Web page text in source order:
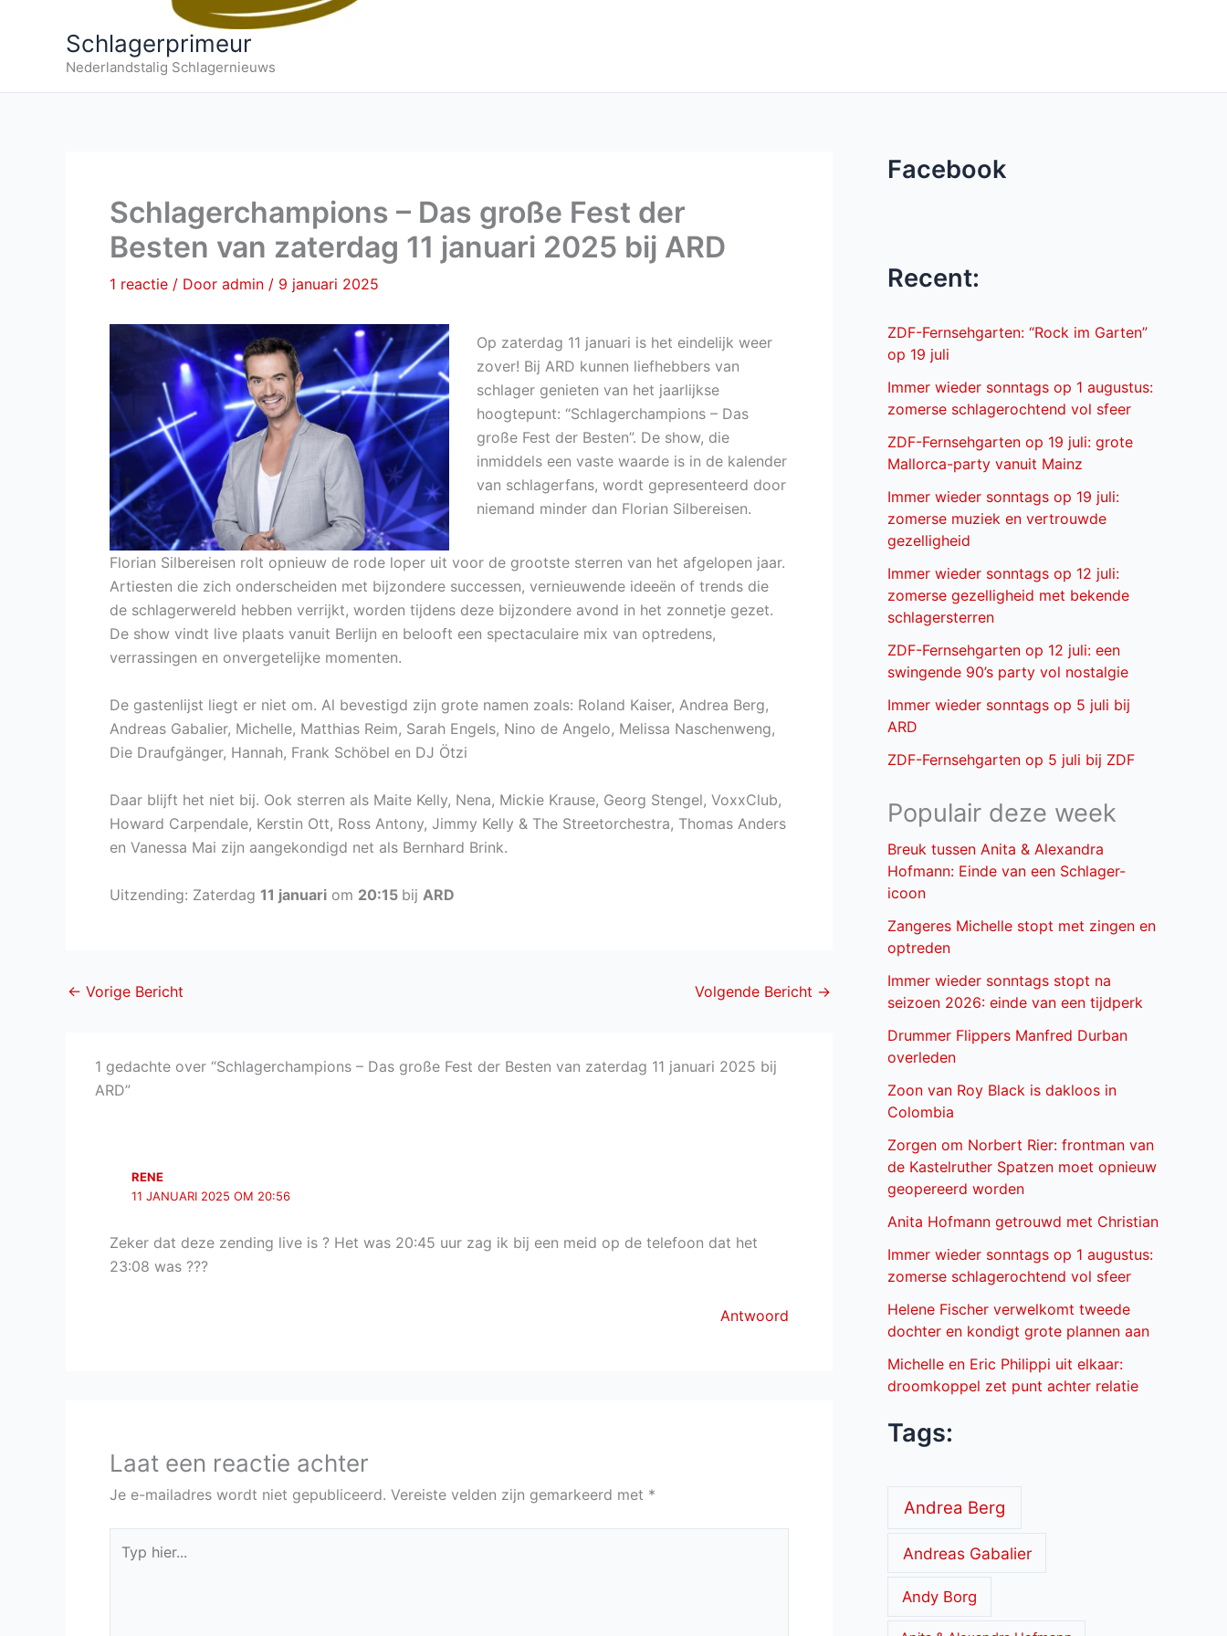
Schlagerprimeur
Nederlandstalig Schlagernieuws
Schlagerchampions – Das große Fest der
Besten van zaterdag 11 januari 2025 bij ARD
1 reactie / Door admin / 9 januari 2025
Op zaterdag 11 januari is het eindelijk weer
zover! Bij ARD kunnen liefhebbers van
schlager genieten van het jaarlijkse
hoogtepunt: “Schlagerchampions – Das
große Fest der Besten”. De show, die
inmiddels een vaste waarde is in de kalender
van schlagerfans, wordt gepresenteerd door
niemand minder dan Florian Silbereisen.
Florian Silbereisen rolt opnieuw de rode loper uit voor de grootste sterren van het afgelopen jaar.
Artiesten die zich onderscheiden met bijzondere successen, vernieuwende ideeën of trends die
de schlagerwereld hebben verrijkt, worden tijdens deze bijzondere avond in het zonnetje gezet.
De show vindt live plaats vanuit Berlijn en belooft een spectaculaire mix van optredens,
verrassingen en onvergetelijke momenten.
De gastenlijst liegt er niet om. Al bevestigd zijn grote namen zoals: Roland Kaiser, Andrea Berg,
Andreas Gabalier, Michelle, Matthias Reim, Sarah Engels, Nino de Angelo, Melissa Naschenweng,
Die Draufgänger, Hannah, Frank Schöbel en DJ Ötzi
Daar blijft het niet bij. Ook sterren als Maite Kelly, Nena, Mickie Krause, Georg Stengel, VoxxClub,
Howard Carpendale, Kerstin Ott, Ross Antony, Jimmy Kelly & The Streetorchestra, Thomas Anders
en Vanessa Mai zijn aangekondigd net als Bernhard Brink.
Uitzending: Zaterdag 11 januari om 20:15 bij ARD
← Vorige Bericht Volgende Bericht →
1 gedachte over “Schlagerchampions – Das große Fest der Besten van zaterdag 11 januari 2025 bij
ARD”
RENE
11 JANUARI 2025 OM 20:56
Zeker dat deze zending live is ? Het was 20:45 uur zag ik bij een meid op de telefoon dat het
23:08 was ???
Antwoord
Laat een reactie achter
Je e-mailadres wordt niet gepubliceerd. Vereiste velden zijn gemarkeerd met *
hier...
Facebook
Recent:
ZDF-Fernsehgarten: “Rock im Garten”
op 19 juli
Immer wieder sonntags op 1 augustus:
zomerse schlagerochtend vol sfeer
ZDF-Fernsehgarten op 19 juli: grote
Mallorca-party vanuit Mainz
Immer wieder sonntags op 19 juli:
zomerse muziek en vertrouwde
gezelligheid
Immer wieder sonntags op 12 juli:
zomerse gezelligheid met bekende
schlagersterren
ZDF-Fernsehgarten op 12 juli: een
swingende 90’s party vol nostalgie
Immer wieder sonntags op 5 juli bij
ARD
ZDF-Fernsehgarten op 5 juli bij ZDF
Populair deze week
Breuk tussen Anita & Alexandra
Hofmann: Einde van een Schlager-
icoon
Zangeres Michelle stopt met zingen en
optreden
Immer wieder sonntags stopt na
seizoen 2026: einde van een tijdperk
Drummer Flippers Manfred Durban
overleden
Zoon van Roy Black is dakloos in
Colombia
Zorgen om Norbert Rier: frontman van
de Kastelruther Spatzen moet opnieuw
geopereerd worden
Anita Hofmann getrouwd met Christian
Immer wieder sonntags op 1 augustus:
zomerse schlagerochtend vol sfeer
Helene Fischer verwelkomt tweede
dochter en kondigt grote plannen aan
Michelle en Eric Philippi uit elkaar:
droomkoppel zet punt achter relatie
Tags:
Andrea Berg
Andreas Gabalier
Andy Borg